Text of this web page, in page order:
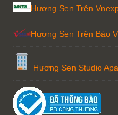
Hương Sen Trên
Hương Sen Trên Báo
Hương Sen Studio